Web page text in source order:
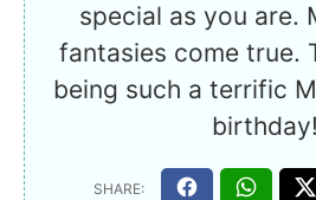
special as you are.
fantasies come true.
being such a terrific
birthday!